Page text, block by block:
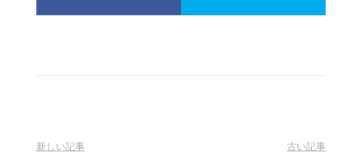
新しい記事 古い記事